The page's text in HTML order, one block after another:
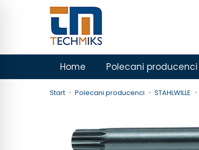
Home Polecani producenci
Start Polecani producenci STAHLWILLE